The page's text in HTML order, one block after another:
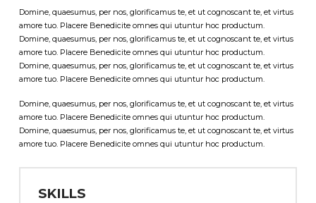
Domine, quaesumus, per nos, glorificamus te, et ut cognoscant te, et virtus
amore tuo. Placere Benedicite omnes qui utuntur hoc productum.
Domine, quaesumus, per nos, glorificamus te, et ut cognoscant te, et virtus
amore tuo. Placere Benedicite omnes qui utuntur hoc productum.
Domine, quaesumus, per nos, glorificamus te, et ut cognoscant te, et virtus
amore tuo. Placere Benedicite omnes qui utuntur hoc productum.
Domine, quaesumus, per nos, glorificamus te, et ut cognoscant te, et virtus
amore tuo. Placere Benedicite omnes qui utuntur hoc productum.
Domine, quaesumus, per nos, glorificamus te, et ut cognoscant te, et virtus
amore tuo. Placere Benedicite omnes qui utuntur hoc productum.
SKILLS